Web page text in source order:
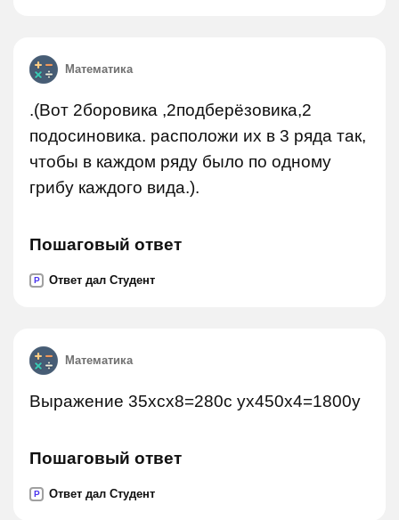
Математика
.(Вот 2боровика ,2подберёзовика,2
подосиновика. расположи их в 3 ряда так,
чтобы в каждом ряду было по одному
грибу каждого вида.).
Пошаговый ответ
P Ответ дал Студент
Математика
Выражение 35хсх8=280с ух450х4=1800у
Пошаговый ответ
P Ответ дал Студент